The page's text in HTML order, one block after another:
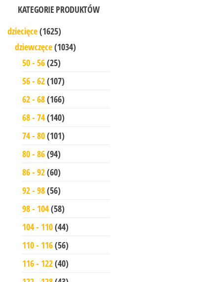
KATEGORIE PRODUKTÓW
dziecięce(1625)
dziewczęce(1034)
50 - 56(25)
56 - 62(107)
62 - 68(166)
68 - 74(140)
74 - 80(101)
80 - 86(94)
86 - 92(60)
92 - 98(56)
98 - 104(58)
104 - 110(44)
110 - 116(56)
116 - 122(40)